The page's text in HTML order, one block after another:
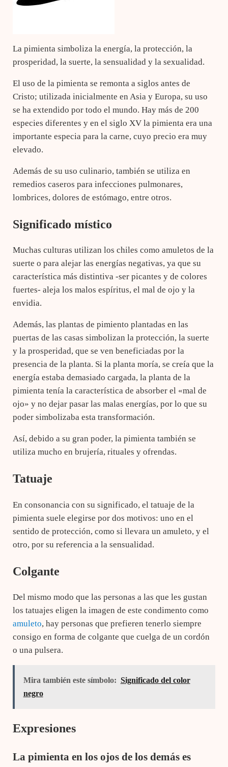
La pimienta simboliza la energía, la protección, la
prosperidad, la suerte, la sensualidad y la sexualidad.
El uso de la pimienta se remonta a siglos antes de
Cristo; utilizada inicialmente en Asia y Europa, su uso
se ha extendido por todo el mundo. Hay más de 200
especies diferentes y en el siglo XV la pimienta era una
importante especia para la carne, cuyo precio era muy
elevado.
Además de su uso culinario, también se utiliza en
remedios caseros para infecciones pulmonares,
lombrices, dolores de estómago, entre otros.
Significado místico
Muchas culturas utilizan los chiles como amuletos de la
suerte o para alejar las energías negativas, ya que su
característica más distintiva -ser picantes y de colores
fuertes- aleja los malos espíritus, el mal de ojo y la
envidia.
Además, las plantas de pimiento plantadas en las
puertas de las casas simbolizan la protección, la suerte
y la prosperidad, que se ven beneficiadas por la
presencia de la planta. Si la planta moría, se creía que la
energía estaba demasiado cargada, la planta de la
pimienta tenía la característica de absorber el «mal de
ojo» y no dejar pasar las malas energías, por lo que su
poder simbolizaba esta transformación.
Así, debido a su gran poder, la pimienta también se
utiliza mucho en brujería, rituales y ofrendas.
Tatuaje
En consonancia con su significado, el tatuaje de la
pimienta suele elegirse por dos motivos: uno en el
sentido de protección, como si llevara un amuleto, y el
otro, por su referencia a la sensualidad.
Colgante
Del mismo modo que las personas a las que les gustan
los tatuajes eligen la imagen de este condimento como
amuleto, hay personas que prefieren tenerlo siempre
consigo en forma de colgante que cuelga de un cordón
o una pulsera.
Mira también este símbolo: Significado del color
negro
Expresiones
La pimienta en los ojos de los demás es